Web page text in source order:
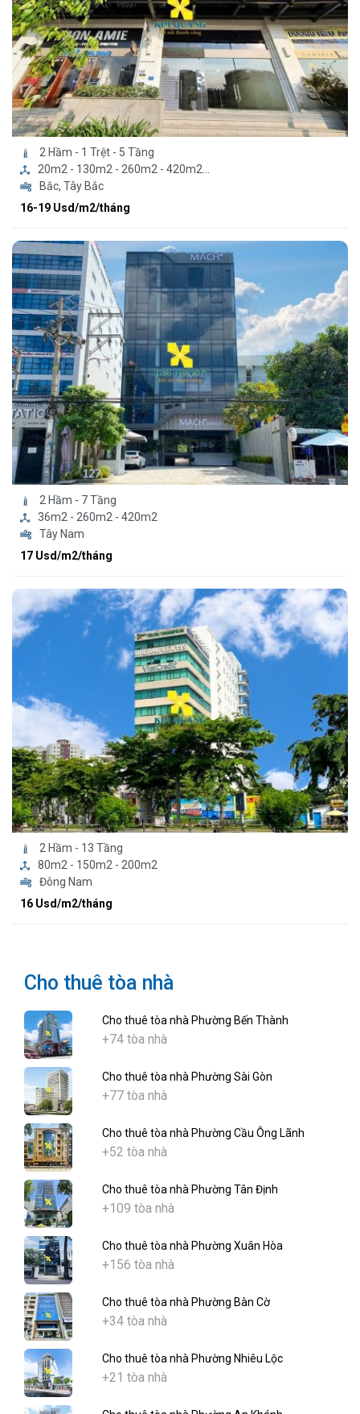
2 Hầm - 1 Trệt - 5 Tầng
20m2 - 130m2 - 260m2 - 420m2...
Bắc, Tây Bắc
16-19 Usd/m2/tháng
2 Hầm - 7 Tầng
36m2 - 260m2 - 420m2
Tây Nam
17 Usd/m2/tháng
2 Hầm - 13 Tầng
80m2 - 150m2 - 200m2
Đông Nam
16 Usd/m2/tháng
Cho thuê tòa nhà
Cho thuê tòa nhà Phường Bến Thành
+74 tòa nhà
Cho thuê tòa nhà Phường Sài Gòn
+77 tòa nhà
Cho thuê tòa nhà Phường Cầu Ông Lãnh
+52 tòa nhà
Cho thuê tòa nhà Phường Tân Định
+109 tòa nhà
Cho thuê tòa nhà Phường Xuân Hòa
+156 tòa nhà
Cho thuê tòa nhà Phường Bàn Cờ
+34 tòa nhà
Cho thuê tòa nhà Phường Nhiêu Lộc
+21 tòa nhà